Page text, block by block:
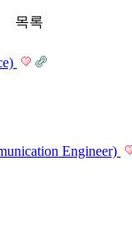
목록
Engineer)